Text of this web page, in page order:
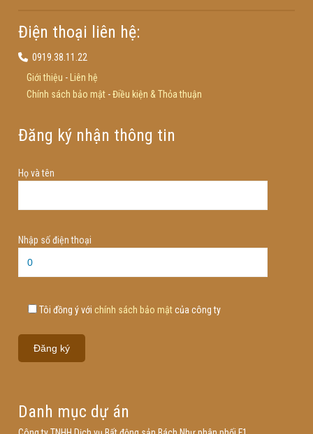
Điện thoại liên hệ:
0919.38.11.22
Giới thiệu - Liên hệ
Chính sách bảo mật-Điều kiện & Thỏa thuận
Đăng ký nhận thông tin
Họ và tên
Nhập số điện thoại
Tôi đồng ý với chính sách bảo mậtcủa công ty
Danh mục dự án